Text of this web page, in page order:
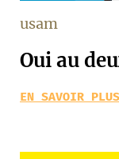
usam
Oui au
EN SAVOIR